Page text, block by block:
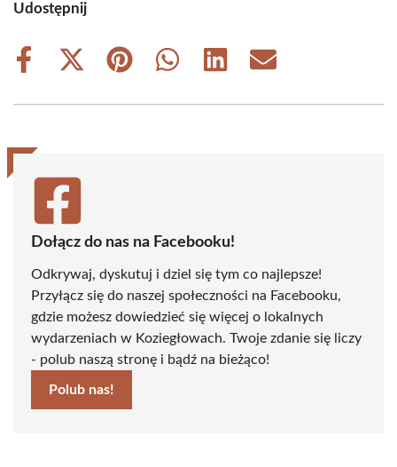
Udostępnij
Share
Share
(Twitter)
Share
Share
Share
Share
Dołącz do nas na Facebooku!
Odkrywaj, dyskutuj i dziel się tym co najlepsze!
Przyłącz się do naszej społeczności na Facebooku,
gdzie możesz dowiedzieć się więcej o lokalnych
wydarzeniach w Koziegłowach. Twoje zdanie się liczy
- polub naszą stronę i bądź na bieżąco!
Polub nas!